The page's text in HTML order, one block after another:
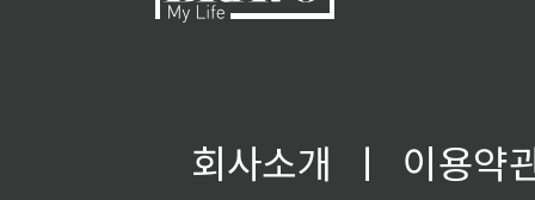
회사소개 ㅣ
이용약